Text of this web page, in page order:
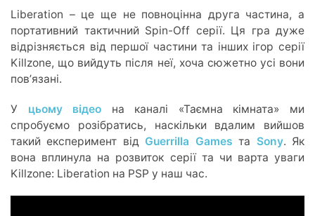
Liberation – це ще не повноцінна друга частина, а
портативний тактичний Spin-Off серії. Ця гра дуже
відрізняється від першої частини та інших ігор серії
Killzone, що вийдуть після неї, хоча сюжетно усі вони
повʼязані.
У цьому відео на каналі «Таємна кімната» ми
спробуємо розібратись, наскільки вдалим вийшов
такий експеримент від Guerrilla Games та Sony. Як
вона вплинула на розвиток серії та чи варта уваги
Killzone: Liberation на PSP у наш час.